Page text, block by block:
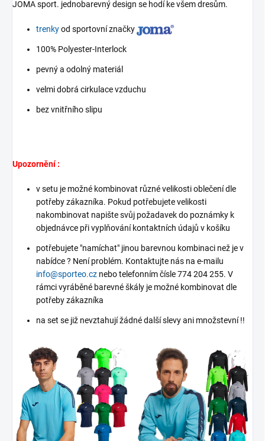
JOMA sport. jednobarevný design se hodí ke všem dresům.
trenkyod sportovní značky
100% Polyester-Interlock
pevný a odolný materiál
velmi dobrá cirkulace vzduchu
bez vnitřního slipu
Upozornění :
v setu je možné kombinovat různé velikosti oblečení dle
potřeby zákazníka. Pokud potřebujete velikosti
nakombinovat napište svůj požadavek do poznámky k
objednávce při vyplňování kontaktních údajů v košíku
potřebujete "namíchat" jinou barevnou kombinaci než je v
nabídce ? Není problém. Kontaktujte nás na e-mailu
info@sporteo.cz nebo telefonním čísle 774 204 255. V
rámci vyráběné barevné škály je možné kombinovat dle
potřeby zákazníka
na set se již nevztahují žádné další slevy ani množstevní !!